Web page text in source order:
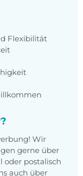
Flexibilität
Wir
gerne über
oder postalisch
auch über